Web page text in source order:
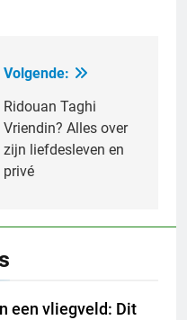
Volgende:
Ridouan Taghi
Vriendin? Alles over
zijn liefdesleven en
privé
een vliegveld: Dit